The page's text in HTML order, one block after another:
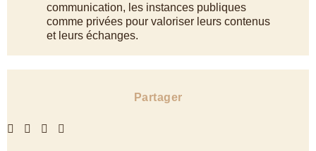
communication, les instances publiques
comme privées pour valoriser leurs contenus
et leurs échanges.
Partager